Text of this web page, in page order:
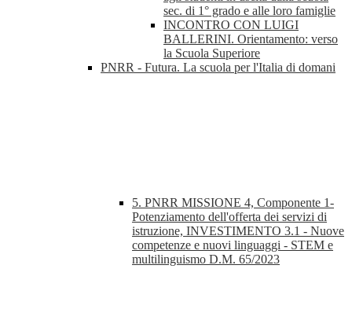
sec. di 1° grado e alle loro famiglie
INCONTRO CON LUIGI
BALLERINI. Orientamento: verso
la Scuola Superiore
PNRR - Futura. La scuola per l'Italia di domani
5. PNRR MISSIONE 4, Componente 1-
Potenziamento dell'offerta dei servizi di
istruzione, INVESTIMENTO 3.1 - Nuove
competenze e nuovi linguaggi - STEM e
multilinguismo D.M. 65/2023